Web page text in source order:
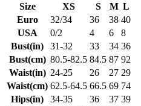
Size XS S M L
Euro
32/34 36 38 40
USA
0/2 4 6
8
Bust(in)
31-32 33 34 36
Bust(cm) 80.5-82.5 84.5 87 92
Waist(in) 24-25 26 27 29
Waist(cm) 62.5-64.5 66.5 69 74
Hips(in)
34-35 36 37 39